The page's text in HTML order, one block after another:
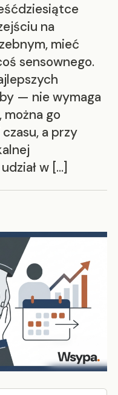
na
mieć
sensownego.
— nie wymaga
go
a przy
w […]